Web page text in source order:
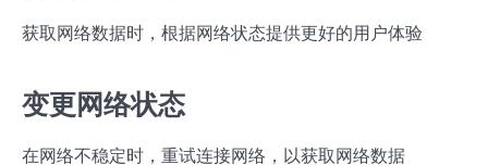
获取网络数据时，根据网络状态提供更好的用户体验
变更网络状态
在网络不稳定时，重试连接网络，以获取网络数据